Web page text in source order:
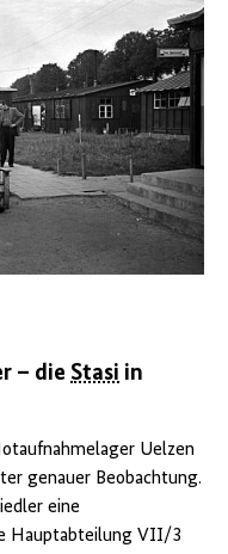
– die Stasi in
Uelzen
genauer Beobachtung.
eine
Hauptabteilung VII/3